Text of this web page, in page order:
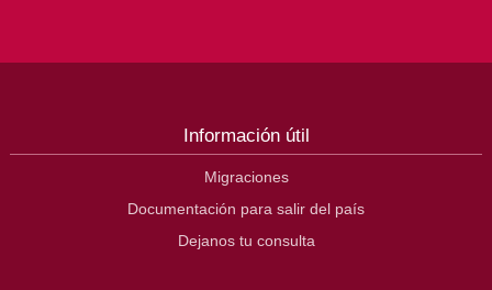
Información útil
Migraciones
Documentación para salir del país
Dejanos tu consulta